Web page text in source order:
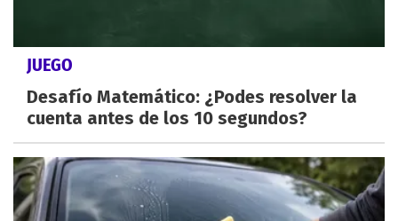
JUEGO
Desafío Matemático: ¿Podes resolver la
cuenta antes de los 10 segundos?